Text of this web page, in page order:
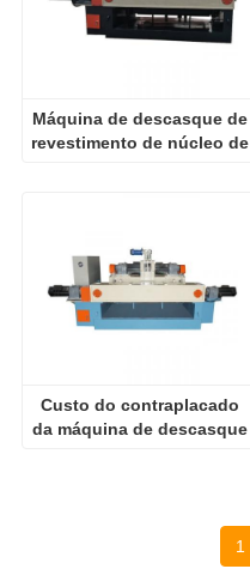
Máquina de descasque de
revestimento de núcleo de
Custo do contraplacado
da máquina de descasque
1